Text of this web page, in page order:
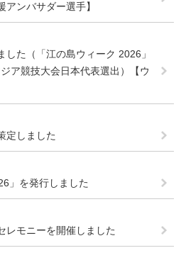
ンバサダー選手】
た（「江の島ウィーク 2026」
ア競技大会日本代表選出）【ウ
定しました
」を発行しました
レモニーを開催しました